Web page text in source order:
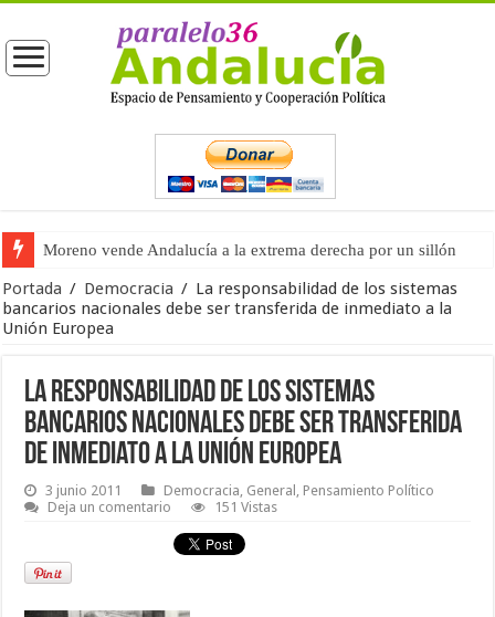
Moreno vende Andalucía a la extrema derecha por un sillón
Portada / Democracia / La responsabilidad de los sistemas
bancarios nacionales debe ser transferida de inmediato a la
Unión Europea
La responsabilidad de los sistemas
bancarios nacionales debe ser transferida
de inmediato a la Unión Europea
3 junio 2011 Democracia, General , Pensamiento Político
Deja un comentario
151 Vistas